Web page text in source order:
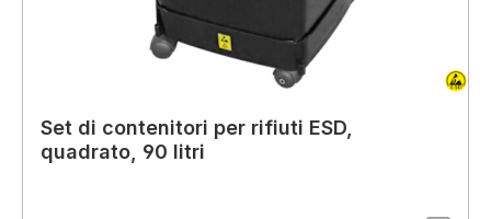
Set di contenitori per rifiuti ESD,
quadrato, 90 litri